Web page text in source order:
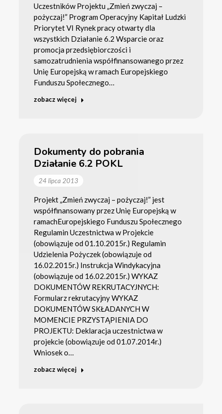
Uczestników Projektu „Zmień zwyczaj –
pożyczaj!” Program Operacyjny Kapitał Ludzki
Priorytet VI Rynek pracy otwarty dla
wszystkich Działanie 6.2 Wsparcie oraz
promocja przedsiębiorczości i
samozatrudnienia współfinansowanego przez
Unię Europejską w ramach Europejskiego
Funduszu Społecznego…
zobacz więcej
Dokumenty do pobrania
Działanie 6.2 POKL
24 lipca 2013
Projekt „Zmień zwyczaj – pożyczaj!” jest
współfinansowany przez Unię Europejską w
ramachEuropejskiego Funduszu Społecznego
Regulamin Uczestnictwa w Projekcie
(obowiązuje od 01.10.2015r.) Regulamin
Udzielenia Pożyczek (obowiązuje od
16.02.2015r.) Instrukcja Windykacyjna
(obowiązuje od 16.02.2015r.) WYKAZ
DOKUMENTÓW REKRUTACYJNYCH:
Formularz rekrutacyjny WYKAZ
DOKUMENTÓW SKŁADANYCH W
MOMENCIE PRZYSTĄPIENIA DO
PROJEKTU: Deklaracja uczestnictwa w
projekcie (obowiązuje od 01.07.2014r.)
Wniosek o…
zobacz więcej